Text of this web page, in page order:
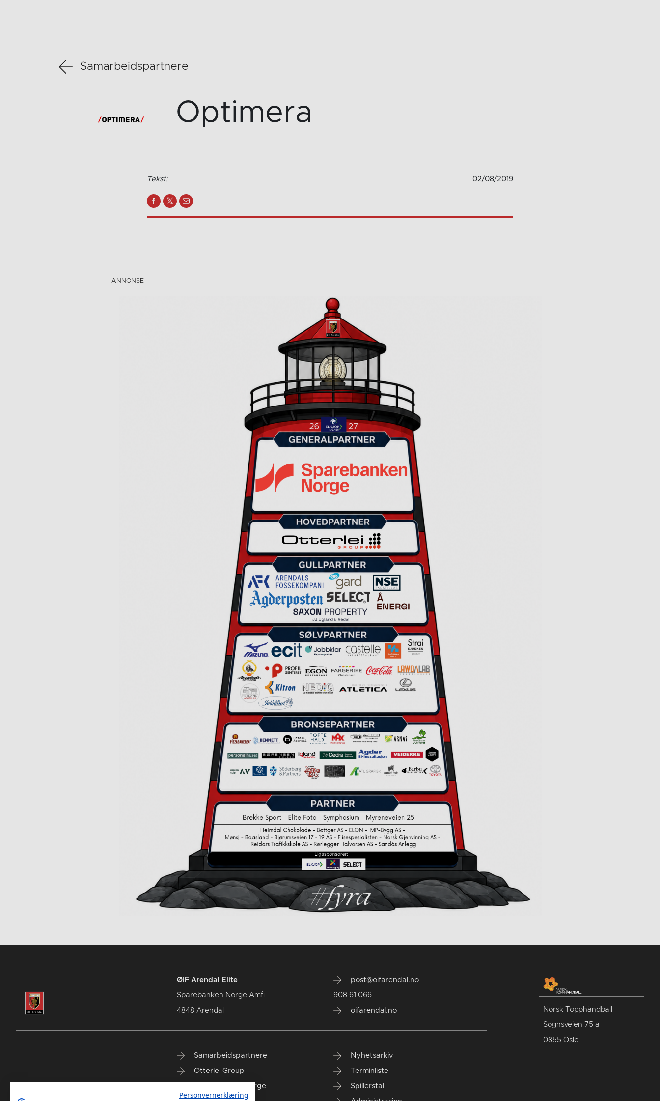
Samarbeidspartnere
Optimera
Tekst: 02/08/2019
ØIF Arendal Elite
Sparebanken Norge Amfi
4848 Arendal
post@oifarendal.no
908 61 066
oifarendal.no
Samarbeidspartnere
Otterlei Group
Sparebanken Norge
Nyhetsarkiv
Terminliste
Spillerstall
Norsk Topphåndball
Sognsveien 75 a
0855 Oslo
Personvernerklæring